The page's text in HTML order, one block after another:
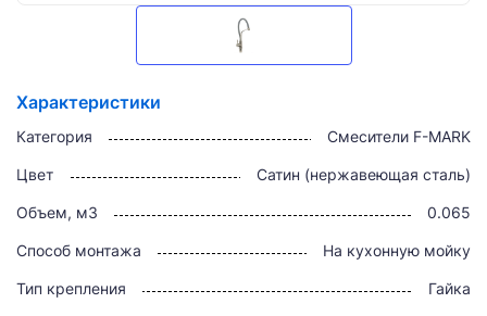
Характеристики
Категория Смесители F-MARK
Цвет Сатин (нержавеющая сталь)
Объем, м3 0.065
Способ монтажа На кухонную мойку
Тип крепления Гайка